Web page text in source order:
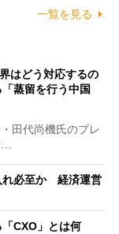
一覧を見る
はどう対応するの
蒸留を行う中国
田代尚機氏のプレ
…
れ必至か 経済運営
CXO」とは何